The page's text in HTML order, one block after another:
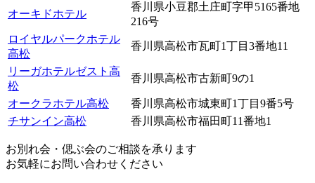
オーキドホテル
香川県小豆郡土庄町字甲5165番地
216号
ロイヤルパークホテル
高松
香川県高松市瓦町1丁目3番地11
リーガホテルゼスト高
松
香川県高松市古新町9の1
オークラホテル高松
香川県高松市城東町1丁目9番5号
チサンイン高松
香川県高松市福田町11番地1
お別れ会・偲ぶ会のご相談を承ります
お気軽にお問い合わせください